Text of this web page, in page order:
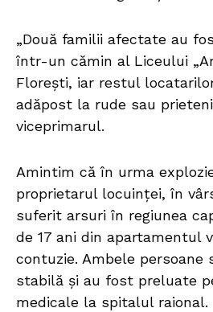
„Două familii afectate au
într-un cămin al Liceului
Florești, iar restul
adăpost la rude sau
viceprimarul.
Amintim că în urma
proprietarul locuinței, în
suferit arsuri în regiunea
de 17 ani din apartamentul
contuzie. Ambele
stabilă și au fost preluate
medicale la spitalul raional.